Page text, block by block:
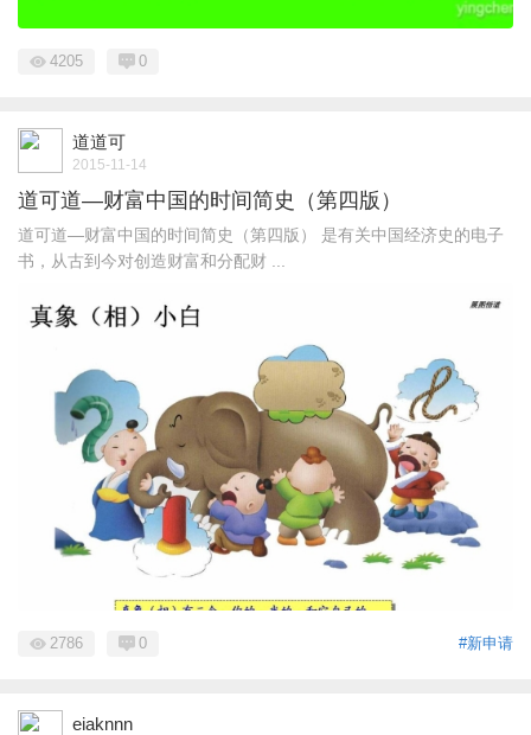
4205 0
道道可
2015-11-14
道可道—财富中国的时间简史（第四版）
道可道—财富中国的时间简史（第四版） 是有关中国经济史的电子
书，从古到今对创造财富和分配财 ...
#新申请
2786 0
eiaknnn